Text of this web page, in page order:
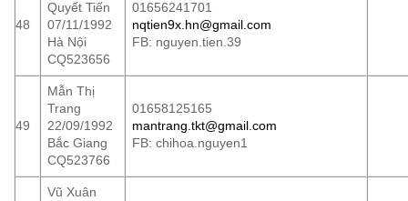
48
Quyết Tiến
07/11/1992
Hà Nội
CQ523656
01656241701
nqtien9x.hn@gmail.com
FB: nguyen.tien.39
49
Mẫn Thị
Trang
22/09/1992
Bắc Giang
CQ523766
01658125165
mantrang.tkt@gmail.com
FB: chihoa.nguyen1
Vũ Xuân